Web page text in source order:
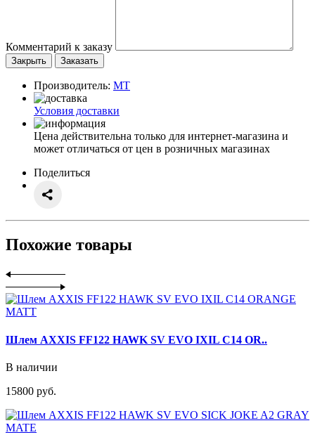
Комментарий к заказу
Закрыть Заказать
Производитель: MT
Условия доставки
Цена действительна только для интернет-магазина и
может отличаться от цен в розничных магазинах
Поделиться
Похожие товары
Шлем AXXIS FF122 HAWK SV EVO IXIL C14 OR..
В наличии
15800 руб.